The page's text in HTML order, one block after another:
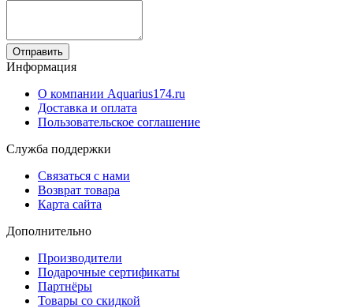
Отправить
Информация
О компании Aquarius174.ru
Доставка и оплата
Пользовательское соглашение
Служба поддержки
Связаться с нами
Возврат товара
Карта сайта
Дополнительно
Производители
Подарочные сертификаты
Партнёры
Товары со скидкой